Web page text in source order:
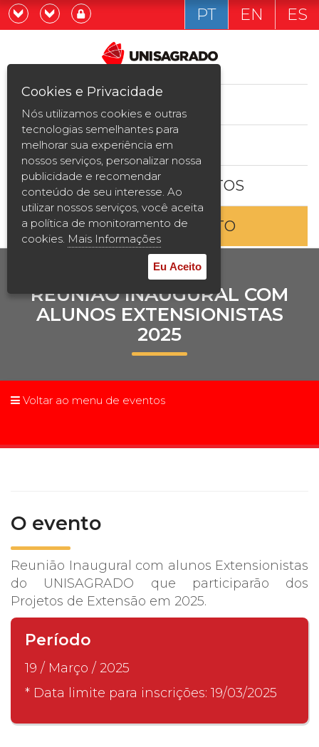
Graduação
Pós-graduação e MBA
Curta Duração
Vestibular
2ª Graduação
Transferência
Reingresso
Prouni
Contatos
Internacionalização
Já sou estudande
Quero ser estudante
PT EN ES
ESTUDE AQUI
BOLSAS E DESCONTOS
ENTRE EM CONTATO
REUNIÃO INAUGURAL COM
ALUNOS EXTENSIONISTAS
2025
Voltar ao menu de eventos
O evento
Reunião Inaugural com alunos Extensionistas
do UNISAGRADO que participarão dos
Projetos de Extensão em 2025.
Período
19 / Março / 2025
* Data limite para inscrições: 19/03/2025
Cookies e Privacidade
Nós utilizamos cookies e outras
tecnologias semelhantes para
melhorar sua experiência em
nossos serviços, personalizar nossa
publicidade e recomendar
conteúdo de seu interesse. Ao
utilizar nossos serviços, você aceita
a política de monitoramento de
cookies. Mais Informações
Eu Aceito